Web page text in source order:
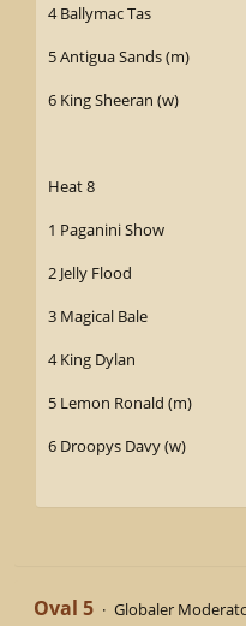
4 Ballymac Tas
5 Antigua Sands (m)
6 King Sheeran (w)
Heat 8
1 Paganini Show
2 Jelly Flood
3 Magical Bale
4 King Dylan
5 Lemon Ronald (m)
6 Droopys Davy (w)
Oval 5
Globaler